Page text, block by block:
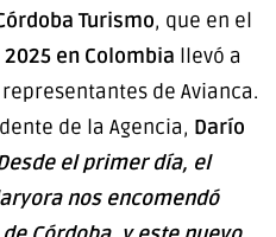
Turismo, que en el
2025 en Colombia llevó a
de Avianca.
de la Agencia, Darío
el primer día, el
nos encomendó